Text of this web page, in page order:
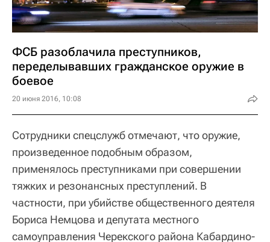
ФСБ разоблачила преступников,
переделывавших гражданское оружие в
боевое
20 июня 2016, 10:08
Сотрудники спецслужб отмечают, что оружие,
произведенное подобным образом,
применялось преступниками при совершении
тяжких и резонансных преступлений. В
частности, при убийстве общественного деятеля
Бориса Немцова и депутата местного
самоуправления Черекского района Кабардино-